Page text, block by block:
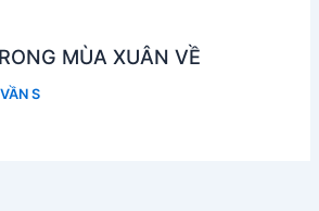
MÙA XUÂN VỀ
VẦN S